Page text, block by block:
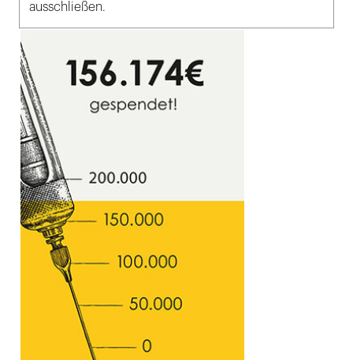
ausschließen.